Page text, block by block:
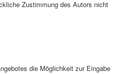
Zustimmung des Autors nicht
die Möglichkeit zur Eingabe